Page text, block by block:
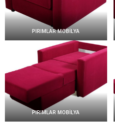
PIRIMLAR MOBİLYA
PIRIMLAR MOBİLYA